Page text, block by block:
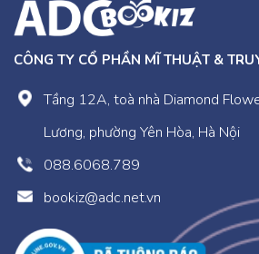
CÔNG TY CỔ PHẦN MĨ THUẬT &
Tầng 12A, toà nhà Diamond
Lương, phường Yên Hòa, Hà Nội
088.6068.789
bookiz@adc.net.vn